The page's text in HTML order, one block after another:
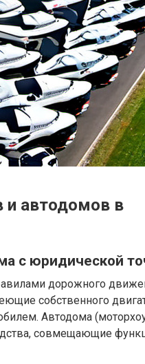
и автодомов в
с юридической
дорожного
собственного
Автодома
совмещающие